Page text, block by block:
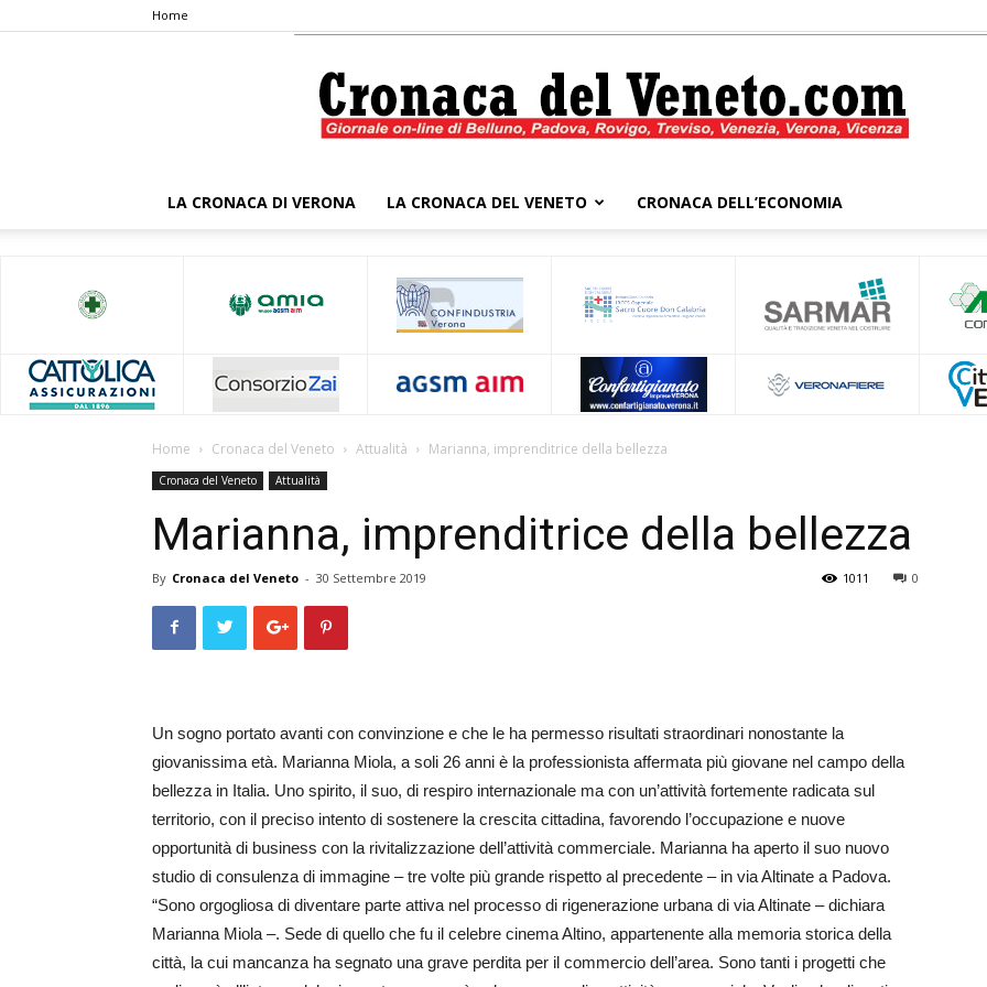
Home
Veneto
LA CRONACA DI VERONA LA CRONACA DEL VENETO CRONACA DELL’ECONOMIA
Home Cronaca del Veneto Attualità Marianna, imprenditrice della bellezza
Cronaca del Veneto Attualità
Marianna, imprenditrice della bellezza
By Cronaca del Veneto - 30 Settembre 2019 0
1011
Un sogno portato avanti con convinzione e che le ha permesso risultati straordinari nonostante la
giovanissima età. Marianna Miola, a soli 26 anni è la professionista affermata più giovane nel campo della
bellezza in Italia. Uno spirito, il suo, di respiro internazionale ma con un’attività fortemente radicata sul
territorio, con il preciso intento di sostenere la crescita cittadina, favorendo l’occupazione e nuove
opportunità di business con la rivitalizzazione dell’attività commerciale. Marianna ha aperto il suo nuovo
studio di consulenza di immagine – tre volte più grande rispetto al precedente – in via Altinate a Padova.
“Sono orgogliosa di diventare parte attiva nel processo di rigenerazione urbana di via Altinate – dichiara
Marianna Miola –. Sede di quello che fu il celebre cinema Altino, appartenente alla memoria storica della
città, la cui mancanza ha segnato una grave perdita per il commercio dell’area. Sono tanti i progetti che